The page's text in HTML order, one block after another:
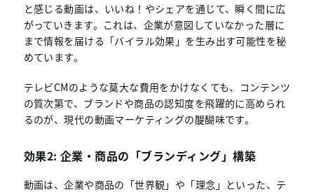
と感じる動画は、いいね！やシェアを通じて、瞬く間に広
がっていきます。これは、企業が意図していなかった層に
まで情報を届ける「バイラル効果」を生み出す可能性を秘
めています。
テレビCMのような莫大な費用をかけなくても、コンテンツ
の質次第で、ブランドや商品の認知度を飛躍的に高められ
るのが、現代の動画マーケティングの醍醐味です。
効果2: 企業・商品の「ブランディング」構築
動画は、企業や商品の「世界観」や「理念」といった、テ